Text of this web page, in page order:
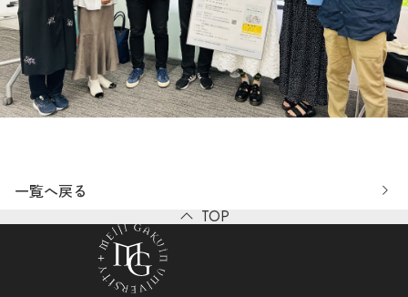
一覧へ戻る
TOP